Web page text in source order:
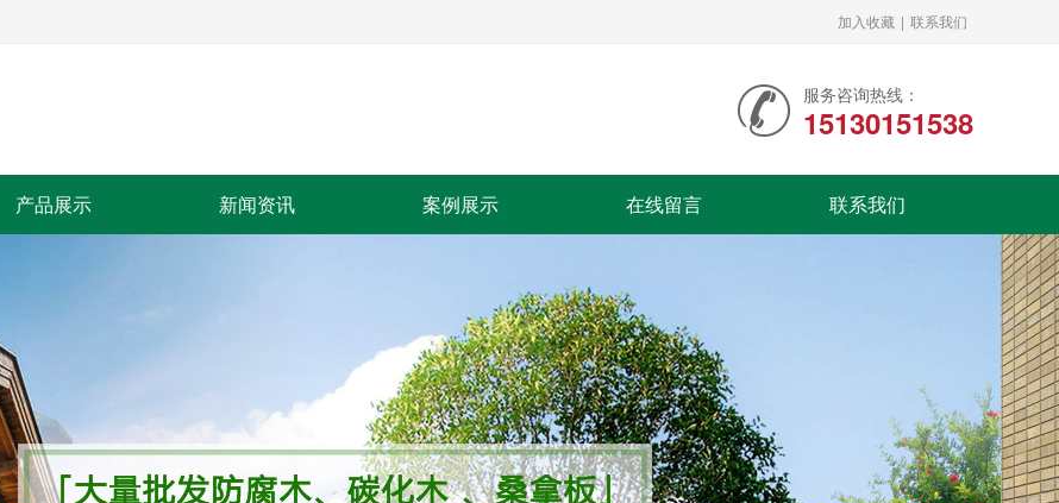
加入收藏 | 联系我们
服务咨询热线：
15130151538
产品展示 新闻资讯 案例展示 在线留言 联系我们